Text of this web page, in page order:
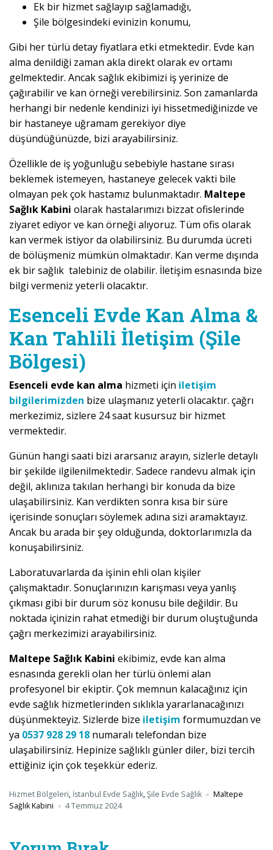
Ek bir hizmet sağlayıp sağlamadığı,
Şile bölgesindeki evinizin konumu,
Gibi her türlü detay fiyatlara etki etmektedir. Evde kan
alma denildiği zaman akla direkt olarak ev ortamı
gelmektedir. Ancak sağlık ekibimizi iş yerinize de
çağırabilir ve kan örneği verebilirsiniz. Son zamanlarda
herhangi bir nedenle kendinizi iyi hissetmediğinizde ve
bir hastaneye uğramam gerekiyor diye
düşündüğünüzde, bizi arayabilirsiniz.
Özellikle de iş yoğunluğu sebebiyle hastane sırası
beklemek istemeyen, hastaneye gelecek vakti bile
olmayan pek çok hastamız bulunmaktadır. Maltepe
Sağlık Kabini olarak hastalarımızı bizzat ofislerinde
ziyaret ediyor ve kan örneği alıyoruz. Tüm ofis olarak
kan vermek istiyor da olabilirsiniz. Bu durumda ücreti
de bölüşmeniz mümkün olmaktadır. Kan verme dışında
ek bir sağlık talebiniz de olabilir. İletişim esnasında bize
bilgi vermeniz yeterli olacaktır.
Esenceli Evde Kan Alma &
Kan Tahlili İletişim (Şile
Bölgesi)
Esenceli evde kan alma hizmeti için iletişim
bilgilerimizden bize ulaşmanız yeterli olacaktır. çağrı
merkezimiz, sizlere 24 saat kusursuz bir hizmet
vermektedir.
Günün hangi saati bizi ararsanız arayın, sizlerle detaylı
bir şekilde ilgilenilmektedir. Sadece randevu almak için
değil, aklınıza takılan herhangi bir konuda da bize
ulaşabilirsiniz. Kan verdikten sonra kısa bir süre
içerisinde sonuçları söylemek adına sizi aramaktayız.
Ancak bu arada bir şey olduğunda, doktorlarımızla da
konuşabilirsiniz.
Laboratuvarlarda da işinin ehli olan kişiler
çalışmaktadır. Sonuçlarınızın karışması veya yanlış
çıkması gibi bir durum söz konusu bile değildir. Bu
noktada içinizin rahat etmediği bir durum oluştuğunda
çağrı merkezimizi arayabilirsiniz.
Maltepe Sağlık Kabini ekibimiz, evde kan alma
esnasında gerekli olan her türlü önlemi alan
profesyonel bir ekiptir. Çok memnun kalacağınız için
evde sağlık hizmetlerinden sıklıkla yararlanacağınızı
düşünmekteyiz. Sizlerde bize iletişim formumuzdan ve
ya 0537 928 29 18 numaralı telefondan bize
ulaşabilirsiniz. Hepinize sağlıklı günler diler, bizi tercih
ettiğiniz için çok teşekkür ederiz.
Hizmet Bölgeleri, İstanbul Evde Sağlık,Şile Evde Sağlık
Maltepe
Sağlık Kabini
4 Temmuz 2024